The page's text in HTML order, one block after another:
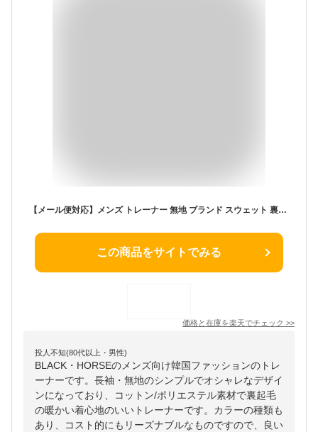
【メール便対応】メンズ トレーナー 無地 ブランド スウェット 裏起毛 クルーネック ゆったり ビッグトレーナー 秋 冬 ビックシルエット 長袖 韓国 ファッション ストリート系 BLACK HORSE ブラックホース おうちコーデ
この商品をサイトでみる
価格と在庫を楽天でチェック >>
投人不知(80代以上・男性)
BLACK・HORSEのメンズ向け韓国ファッションのトレ
ーナーです。長袖・無地のシンプルでオシャレなデザイ
ンになっており、コットン/ポリエステル素材で裏起毛
の暖かい着心地のいいトレーナーです。カラーの種類も
あり、コスト的にもリーズナブルなものですので、良い